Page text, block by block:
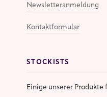
Newsletteranmeldung
Kontaktformular
STOCKISTS
Einige unserer Produkte